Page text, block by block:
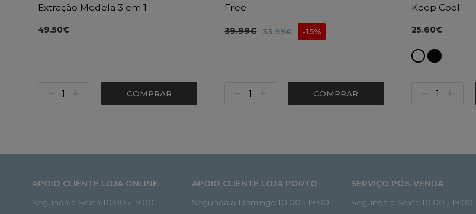
Extração Medela 3 em 1
49.50€
COMPRAR
Free
39.99€ 33.99€ -15%
COMPRAR
Keep Cool
25.60€
APOIO CLIENTE LOJA ONLINE
Segunda a Sexta 10:00 › 19:00
APOIO CLIENTE LOJA PORTO
Segunda a Domingo 10:00 › 19:00
SERVIÇO PÓS-VENDA
Segunda a Sexta 10:00 › 19:00